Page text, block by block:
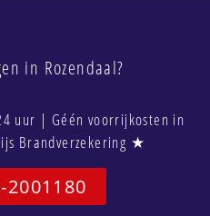
in Rozendaal?
uur | Géén voorrijkosten in
Brandverzekering ★
2001180